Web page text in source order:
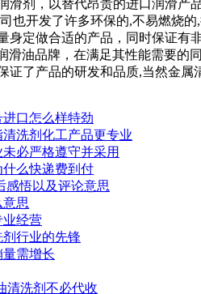
滑剂，以替代昂贵的进口润滑
也开发了许多环保的,不易燃烧
定做合适的产品，同时保证
滑油品牌，在满足其性能需要
了产品的研发和品质,当然金属
口怎么样特劲
洗剂化工产品更专业
必严格遵守并采用
么快递费到付
感悟以及评论意思
思
业经营
行业的先锋
需增长
清洗剂不必代收